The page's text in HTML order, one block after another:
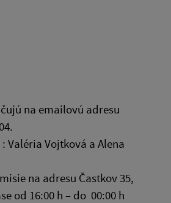
na emailovú adresu
Vojtková a Alena
na adresu Častkov 35,
od 16:00 h – do 00:00 h